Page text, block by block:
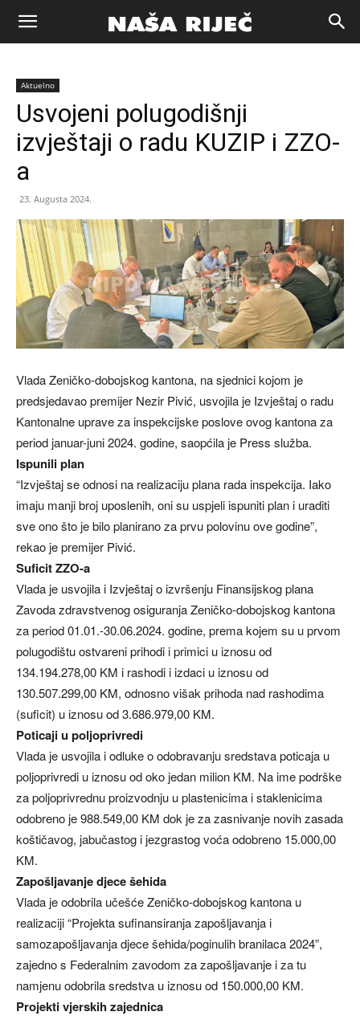
Naša
riječ
Aktuelno
Usvojeni polugodišnji
izvještaji o radu KUZIP i ZZO-
a
23. Augusta 2024.
Vlada Zeničko-dobojskog kantona, na sjednici kojom je
predsjedavao premijer Nezir Pivić, usvojila je Izvještaj o radu
Kantonalne uprave za inspekcijske poslove ovog kantona za
period januar-juni 2024. godine, saopćila je Press služba.
Ispunili plan
“Izvještaj se odnosi na realizaciju plana rada inspekcija. Iako
imaju manji broj uposlenih, oni su uspjeli ispuniti plan i uraditi
sve ono što je bilo planirano za prvu polovinu ove godine”,
rekao je premijer Pivić.
Suficit ZZO-a
Vlada je usvojila i Izvještaj o izvršenju Finansijskog plana
Zavoda zdravstvenog osiguranja Zeničko-dobojskog kantona
za period 01.01.-30.06.2024. godine, prema kojem su u prvom
polugodištu ostvareni prihodi i primici u iznosu od
134.194.278,00 KM i rashodi i izdaci u iznosu od
130.507.299,00 KM, odnosno višak prihoda nad rashodima
(suficit) u iznosu od 3.686.979,00 KM.
Poticaji u poljoprivredi
Vlada je usvojila i odluke o odobravanju sredstava poticaja u
poljoprivredi u iznosu od oko jedan milion KM. Na ime podrške
za poljoprivrednu proizvodnju u plastenicima i staklenicima
odobreno je 988.549,00 KM dok je za zasnivanje novih zasada
koštičavog, jabučastog i jezgrastog voća odobreno 15.000,00
KM.
Zapošljavanje djece šehida
Vlada je odobrila učešće Zeničko-dobojskog kantona u
realizaciji “Projekta sufinansiranja zapošljavanja i
samozapošljavanja djece šehida/poginulih branilaca 2024”,
zajedno s Federalnim zavodom za zapošljavanje i za tu
namjenu odobrila sredstva u iznosu od 150.000,00 KM.
Projekti vjerskih zajednica